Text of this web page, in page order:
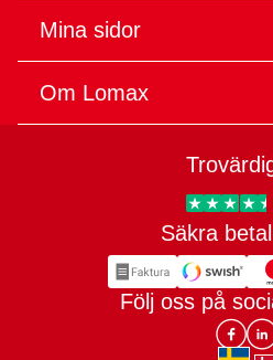
Mina sidor
Om Lomax
Säkra
Följ oss på